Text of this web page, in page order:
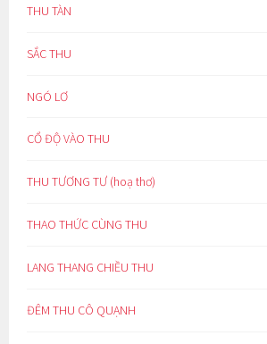
THU TÀN
SẮC THU
NGÓ LƠ
CỔ ĐỘ VÀO THU
THU TƯƠNG TƯ (hoạ thơ)
THAO THỨC CÙNG THU
LANG THANG CHIỀU THU
ĐÊM THU CÔ QUẠNH